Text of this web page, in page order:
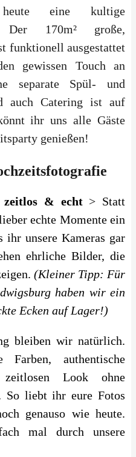
eine kultige
Der 170m² große,
funktionell ausgestattet
gewissen Touch an
separate Spül- und
auch Catering ist auf
ihr uns alle Gäste
genießen!
zeitlos & echt > Statt
echte Momente ein
unsere Kameras gar
ehrliche Bilder, die
(Kleiner Tipp: Für
haben wir ein
Ecken auf Lager!)
bleiben wir natürlich.
authentische
Look ohne
So liebt ihr eure Fotos
genauso wie heute.
mal durch unsere